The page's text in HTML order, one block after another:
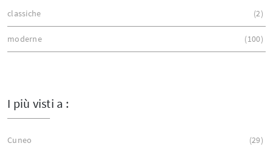
classiche 2
moderne 100
I più visti a :
Cuneo 29